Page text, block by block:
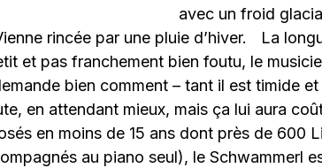
avec un froid
rincée par une pluie d’hiver. La
et pas franchement bien foutu, le
bien comment – tant il est timide
en attendant mieux, mais ça lui aura
en moins de 15 ans dont près de 600
au piano seul), le Schwammerl